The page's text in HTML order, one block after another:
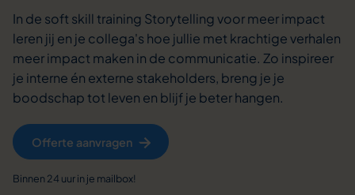
In de soft skill training Storytelling voor meer impact
leren jij en je collega's hoe jullie met krachtige verhalen
meer impact maken in de communicatie. Zo inspireer
je interne én externe stakeholders, breng je je
boodschap tot leven en blijf je beter hangen.
Offerte aanvragen
Binnen 24 uur in je mailbox!